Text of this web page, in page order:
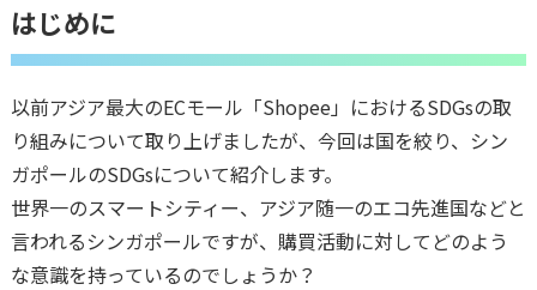
はじめに
以前アジア最大のECモール「Shopee」におけるSDGsの取
り組みについて取り上げましたが、今回は国を絞り、シン
ガポールのSDGsについて紹介します。
世界一のスマートシティー、アジア随一のエコ先進国などと
言われるシンガポールですが、購買活動に対してどのよう
な意識を持っているのでしょうか？